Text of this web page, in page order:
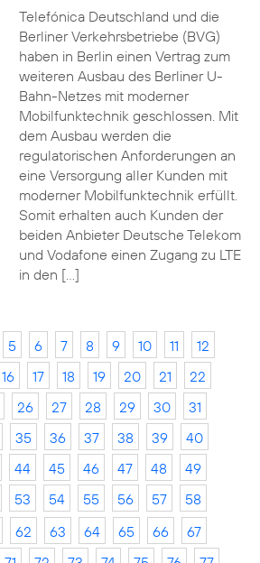
Telefónica Deutschland und die
Berliner Verkehrsbetriebe (BVG)
haben in Berlin einen Vertrag zum
weiteren Ausbau des Berliner U-
Bahn-Netzes mit moderner
Mobilfunktechnik geschlossen. Mit
dem Ausbau werden die
regulatorischen Anforderungen an
eine Versorgung aller Kunden mit
moderner Mobilfunktechnik erfüllt.
Somit erhalten auch Kunden der
beiden Anbieter Deutsche Telekom
und Vodafone einen Zugang zu LTE
in den […]
5 6 7 8 9 10 11
12
16 17 18 19 20 21
22
26 27 28 29 30
31
35 36 37 38 39
40
44 45 46 47 48
49
53 54 55 56 57
58
62 63 64 65 66
67